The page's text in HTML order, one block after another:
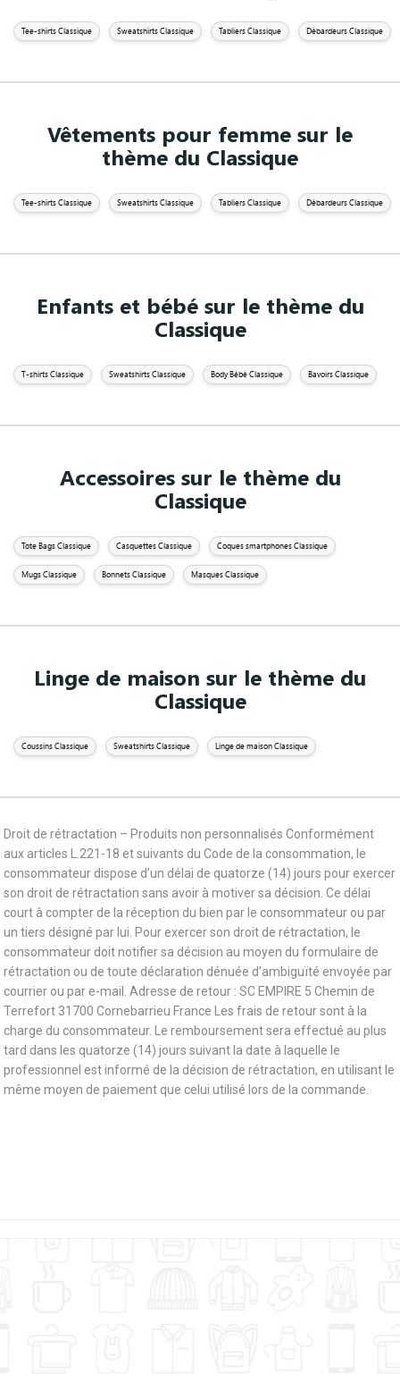
Tee-shirts Classique Sweatshirts Classique Tabliers Classique Débardeurs Classique
Vêtements pour femme sur le
thème du Classique
Tee-shirts Classique Sweatshirts Classique Tabliers Classique Débardeurs Classique
Enfants et bébé sur le thème du
Classique
T-shirts Classique Sweatshirts Classique Body Bébé Classique Bavoirs Classique
Accessoires sur le thème du
Classique
Tote Bags Classique Casquettes Classique Coques smartphones Classique
Mugs Classique Bonnets Classique Masques Classique
Linge de maison sur le thème du
Classique
Coussins Classique Sweatshirts Classique Linge de maison Classique
Droit de rétractation – Produits non personnalisés Conformément
aux articles L.221-18 et suivants du Code de la consommation, le
consommateur dispose d’un délai de quatorze (14) jours pour exercer
son droit de rétractation sans avoir à motiver sa décision. Ce délai
court à compter de la réception du bien par le consommateur ou par
un tiers désigné par lui. Pour exercer son droit de rétractation, le
consommateur doit notifier sa décision au moyen du formulaire de
rétractation ou de toute déclaration dénuée d’ambiguïté envoyée par
courrier ou par e-mail. Adresse de retour : SC EMPIRE 5 Chemin de
Terrefort 31700 Cornebarrieu France Les frais de retour sont à la
charge du consommateur. Le remboursement sera effectué au plus
tard dans les quatorze (14) jours suivant la date à laquelle le
professionnel est informé de la décision de rétractation, en utilisant le
même moyen de paiement que celui utilisé lors de la commande.